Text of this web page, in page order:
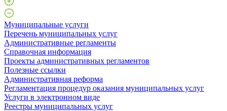
Муниципальные услуги
Перечень муниципальных услуг
Административные регламенты
Справочная информация
Проекты административных регламентов
Полезные ссылки
Административная реформа
Регламентация процедур оказания муниципальных услуг
Услуги в электронном виде
Реестры муниципальных услуг